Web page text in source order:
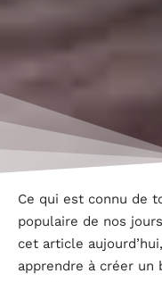
Ce qui est connu de
populaire de nos
cet article
apprendre à créer un